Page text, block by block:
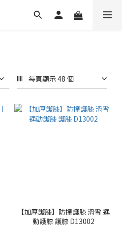
每頁顯示 48 個
【加厚護膝】防撞護膝 滑雪 運
動護膝 護膝 D13002